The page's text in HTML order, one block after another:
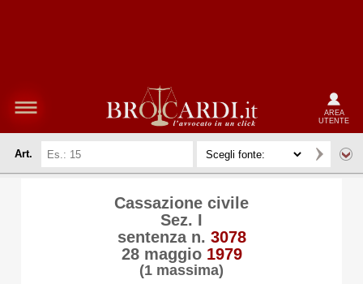
AREA
UTENTE
Art.
Cassazione civile
Sez. I
sentenza n. 3078
28 maggio 1979
(1 massima)